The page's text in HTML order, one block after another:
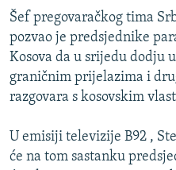
FOTOGALERIJE
INFOGRAFIKE
RAT U UKRAJINI
KINA NA BALKANU
RSE PRIČE IZ SVIJETA
ISPRIČAJ MI
DNEVNO@RSE
SPECIJALI RSE
Šef pregovaračkog tima
pozvao je predsjednike
Kosova da u srijedu dodju
graničnim prijelazima i
razgovara s kosovskim
U emisiji televizije B92 ,
će na tom sastanku